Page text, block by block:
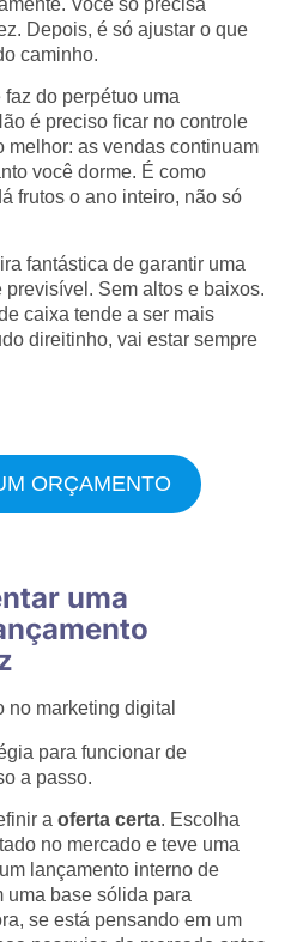
Depois, é só ajustar o que
caminho.
do perpétuo uma
é preciso ficar no controle
melhor: as vendas continuam
você dorme. É como
frutos o ano inteiro, não só
fantástica de garantir uma
Sem altos e baixos.
caixa tende a ser mais
direitinho, vai estar sempre
ORÇAMENTO
uma
para funcionar de
a passo.
a oferta certa. Escolha
no mercado e teve uma
lançamento interno de
uma base sólida para
se está pensando em um